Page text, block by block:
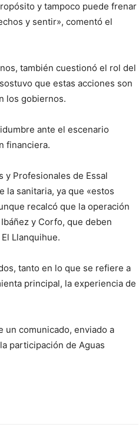
y tampoco puede frenar
y sentir», comentó el
también cuestionó el rol del
que estas acciones son
los gobiernos.
ante el escenario
financiera.
y Profesionales de Essal
la sanitaria, ya que «estos
recalcó que la operación
y Corfo, que deben
Llanquihue.
tanto en lo que se refiere a
principal, la experiencia de
comunicado, enviado a
participación de Aguas